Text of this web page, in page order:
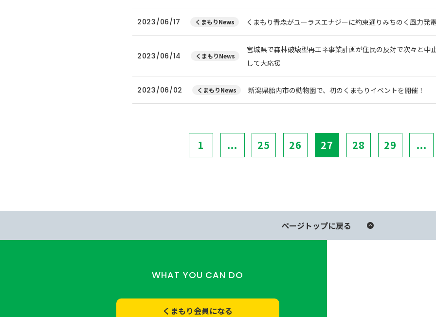
2023/06/17 くまもりNews くまもり青森がユーラスエナジーに約束通りみちのく風力発
2023/06/14 くまもりNews
宮城県で森林破壊型再エネ事業計画が住民の反対で次々と中
して大応援
2023/06/02 くまもりNews 新潟県胎内市の動物園で、初のくまもりイベントを開催！
1 ... 25 26 27 28 29 ...
ページトップに戻る
WHAT YOU CAN DO
くまもり会員になる